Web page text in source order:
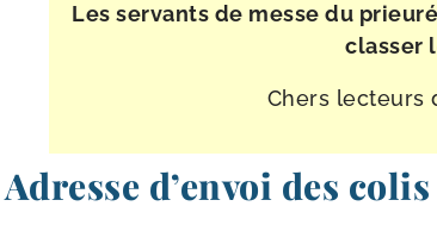
Les ser­vants de messe du
clas­ser
Chers lec­teurs
Adresse d’envoi des